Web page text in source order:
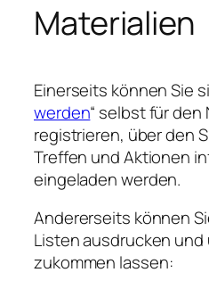
Materialien
Einerseits können Sie
werden“ selbst für
registrieren, über den
Treffen und Aktionen
eingeladen werden.
Andererseits können
Listen ausdrucken
zukommen lassen: